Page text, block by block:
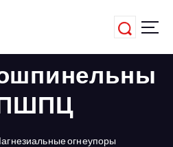
ПШПЦ
огнеупоры